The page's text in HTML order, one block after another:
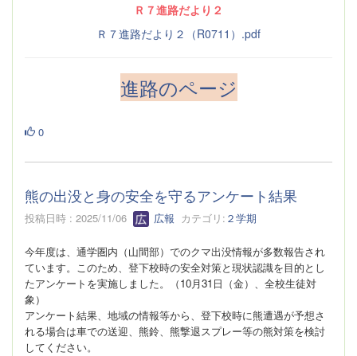
Ｒ７進路だより２
Ｒ７進路だより２（R0711）.pdf
進路のページ
0
熊の出没と身の安全を守るアンケート結果
投稿日時 : 2025/11/06 広報 カテゴリ: ２学期
今年度は、通学圏内（山間部）でのクマ出没情報が多数報告され
ています。このため、登下校時の安全対策と現状認識を目的とし
たアンケートを実施しました。（10月31日（金）、全校生徒対
象）
アンケート結果、地域の情報等から、登下校時に熊遭遇が予想さ
れる場合は車での送迎、熊鈴、熊撃退スプレー等の熊対策を検討
してください。